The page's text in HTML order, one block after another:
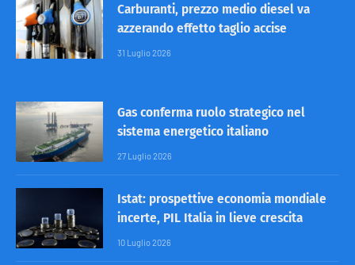
Carburanti, prezzo medio diesel va
azzerando effetto taglio accise
31 Luglio 2026
Gas conferma ruolo strategico nel
sistema energetico italiano
27 Luglio 2026
Istat: prospettive economia mondiale
incerte, PIL Italia in lieve crescita
10 Luglio 2026